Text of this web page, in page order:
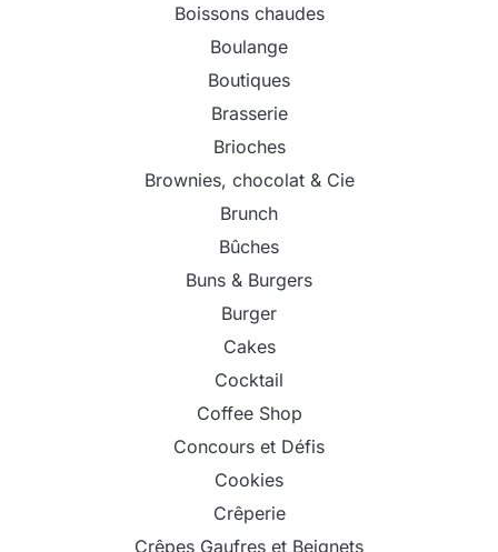
Boissons chaudes
Boulange
Boutiques
Brasserie
Brioches
Brownies, chocolat & Cie
Brunch
Bûches
Buns & Burgers
Burger
Cakes
Cocktail
Coffee Shop
Concours et Défis
Cookies
Crêperie
Crêpes Gaufres et Beignets